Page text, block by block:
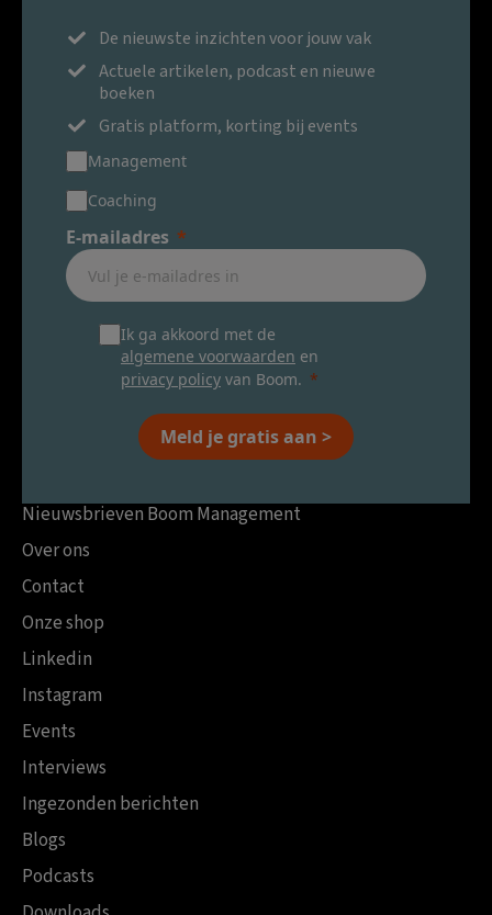
De nieuwste inzichten voor jouw vak
Actuele artikelen, podcast en nieuwe
boeken
Gratis platform, korting bij events
Management
Coaching
E-mailadres
Ik ga akkoord met de
algemene voorwaarden en
privacy policy van Boom.
Meld je gratis aan >
Nieuwsbrieven Boom Management
Over ons
Contact
Onze shop
Linkedin
Instagram
Events
Interviews
Ingezonden berichten
Blogs
Podcasts